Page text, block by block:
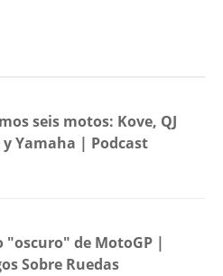
seis motos: Kove, QJ
Yamaha | Podcast
"oscuro" de MotoGP |
Sobre Ruedas